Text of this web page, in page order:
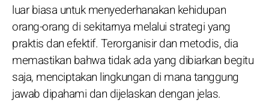
luar biasa untuk menyederhanakan kehidupan
orang-orang di sekitarnya melalui strategi yang
praktis dan efektif. Terorganisir dan metodis, dia
memastikan bahwa tidak ada yang dibiarkan begitu
saja, menciptakan lingkungan di mana tanggung
jawab dipahami dan dijelaskan dengan jelas.